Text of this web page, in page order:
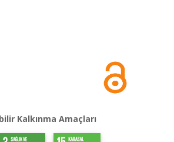
Kalkınma Amaçları